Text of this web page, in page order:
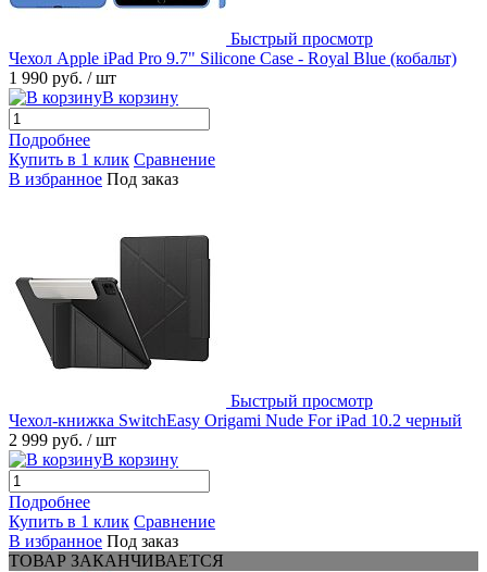
Быстрый просмотр
Чехол Apple iPad Pro 9.7" Silicone Case - Royal Blue (кобальт)
1 990 руб. / шт
В корзину
Подробнее
Купить в 1 клик Сравнение
В избранное Под заказ
Быстрый просмотр
Чехол-книжка SwitchEasy Origami Nude For iPad 10.2 черный
2 999 руб. / шт
В корзину
Подробнее
Купить в 1 клик Сравнение
В избранное Под заказ
ТОВАР ЗАКАНЧИВАЕТСЯ